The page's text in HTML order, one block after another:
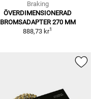
Braking
ÖVERDIMENSIONERAD
BROMSADAPTER 270 MM
888,73 kr1